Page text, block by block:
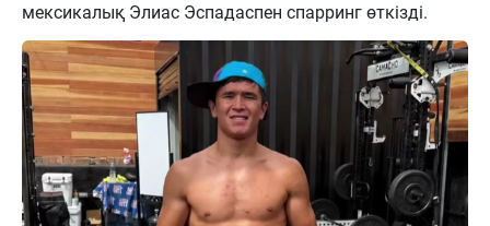
мексикалық Элиас Эспадаспен спарринг өткізді.